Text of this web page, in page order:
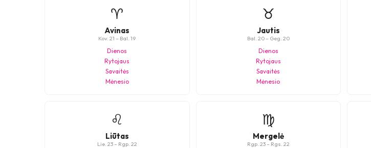
♈
Avinas
Kov. 21 – Bal. 19
Dienos
Rytojaus
Savaitės
Mėnesio
♉
Jautis
Bal. 20 – Geg. 20
Dienos
Rytojaus
Savaitės
Mėnesio
♌
Liūtas
Lie. 23 – Rgp. 22
♍
Mergelė
Rgp. 23 – Rgs. 22